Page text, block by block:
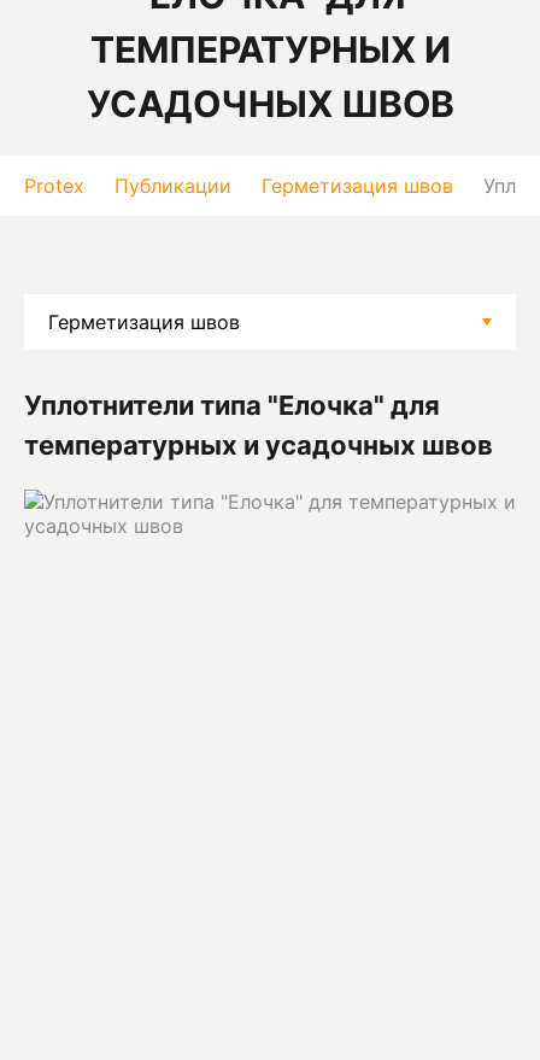
ТЕМПЕРАТУРНЫХ И
УСАДОЧНЫХ ШВОВ
Protex Публикации Герметизация швов
Уплотнители типа "Елочка" для
температурных и усадочных швов